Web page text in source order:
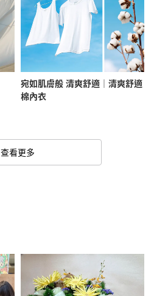
宛如肌膚般 清爽舒適｜清爽舒適
棉內衣
查看更多